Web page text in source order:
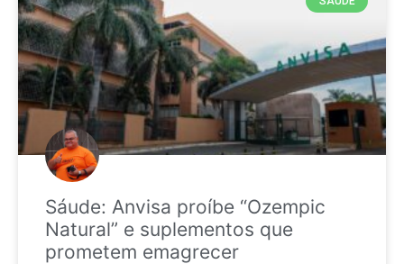
Sáude: Anvisa proíbe “Ozempic
Natural” e suplementos que
prometem emagrecer